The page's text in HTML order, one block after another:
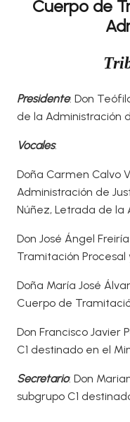
Cuerpo de
Presidente: Don
de la Administración
Vocales:
Doña Carmen Calvo
Administración de
Núñez, Letrada de la
Don José Ángel
Tramitación Procesal
Doña María José
Cuerpo de
Don Francisco Javier
C1 destinado en el
Secretario: Don
subgrupo C1